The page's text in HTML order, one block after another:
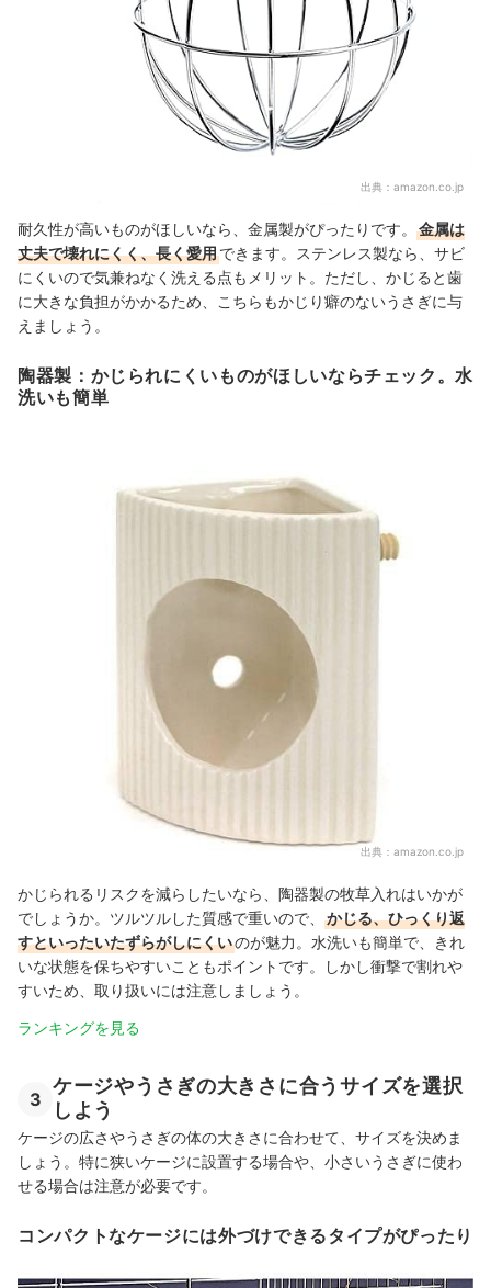
出典： amazon.co.jp
耐久性が高いものがほしいなら、金属製がぴったりです。
金属は
丈夫で壊れにくく、長く愛用できます。ステンレス製なら、サビ
にくいので気兼ねなく洗える点もメリット。ただし、かじると歯
に大きな負担がかかるため、こちらもかじり癖のないうさぎに与
えましょう。
陶器製：かじられにくいものがほしいならチェック。水
洗いも簡単
出典： amazon.co.jp
かじられるリスクを減らしたいなら、陶器製の牧草入れはいかが
でしょうか。ツルツルした質感で重いので、
かじる、ひっくり返
すといったいたずらがしにくいのが魅力。水洗いも簡単で、きれ
いな状態を保ちやすいこともポイントです。しかし衝撃で割れや
すいため、取り扱いには注意しましょう。
ランキングを見る
3
ケージやうさぎの大きさに合うサイズを選択
しよう
ケージの広さやうさぎの体の大きさに合わせて、サイズを決めま
しょう。特に狭いケージに設置する場合や、小さいうさぎに使わ
せる場合は注意が必要です。
コンパクトなケージには外づけできるタイプがぴったり